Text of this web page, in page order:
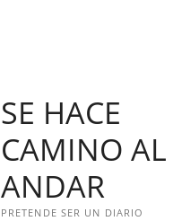
SE HACE
CAMINO AL
ANDAR
PRETENDE SER UN DIARIO